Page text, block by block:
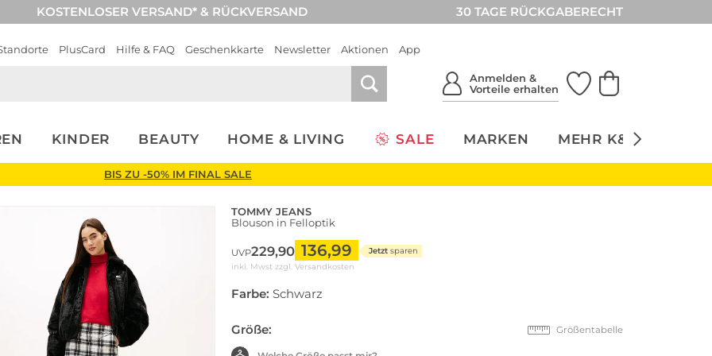
KOSTENLOSER VERSAND* & RÜCKVERSAND 30 TAGE RÜCKGABERECHT
PlusCard Hilfe & FAQ Geschenkkarte Newsletter Aktionen App
Anmelden &
Vorteile erhalten
KINDER BEAUTY HOME & LIVING SALE MARKEN MEHR K&Ö
BIS ZU -50% IM FINAL SALE
TOMMY JEANS
Blouson in Felloptik
UVP229,90 136,99 Jetzt sparen
inkl. Mwst zzgl. Versandkosten
Farbe: Schwarz
Größe: Größentabelle